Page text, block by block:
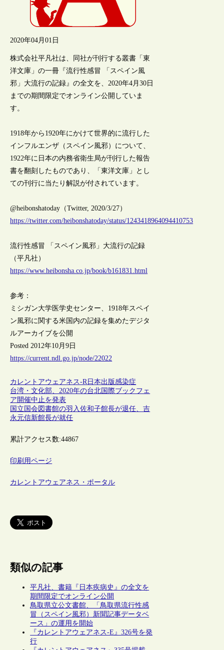
2020年04月01日
株式会社平凡社は、同社が刊行する叢書「東
洋文庫」の一冊『流行性感冒 「スペイン風
邪」大流行の記録』の全文を、2020年4月30日
までの期間限定でオンライン公開していま
す。
1918年から1920年にかけて世界的に流行した
インフルエンザ（スペイン風邪）について、
1922年に日本の内務省衛生局が刊行した報告
書を翻刻したものであり、「東洋文庫」とし
ての刊行に当たり解説が付されています。
@heibonshatoday（Twitter, 2020/3/27）
https://twitter.com/heibonshatoday/status/1243418964094410753
流行性感冒 「スペイン風邪」大流行の記録
（平凡社）
https://www.heibonsha.co.jp/book/b161831.html
参考：
ミシガン大学医学史センター、1918年スペイ
ン風邪に関する米国内の記録を集めたデジタ
ルアーカイブを公開
Posted 2012年10月9日
https://current.ndl.go.jp/node/22022
カレントアウェアネス-R 日本出版感染症
台湾・文化部、2020年の台北国際ブックフェ
ア開催中止を発表
国立国会図書館の羽入佐和子館長が退任、吉
永元信新館長が就任
累計アクセス数:44867
印刷用ページ
カレントアウェアネス・ポータル
類似の記事
平凡社、書籍『日本疾病史』の全文を
期間限定でオンライン公開
鳥取県立公文書館、「鳥取県流行性感
冒（スペイン風邪）新聞記事データベ
ース」の運用を開始
『カレントアウェアネス-E』326号を発
行